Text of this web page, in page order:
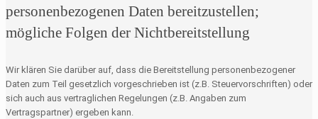
personenbezogenen Daten bereitzustellen;
mögliche Folgen der Nichtbereitstellung
Wir klären Sie darüber auf, dass die Bereitstellung personenbezogener
Daten zum Teil gesetzlich vorgeschrieben ist (z.B. Steuervorschriften) oder
sich auch aus vertraglichen Regelungen (z.B. Angaben zum
Vertragspartner) ergeben kann.